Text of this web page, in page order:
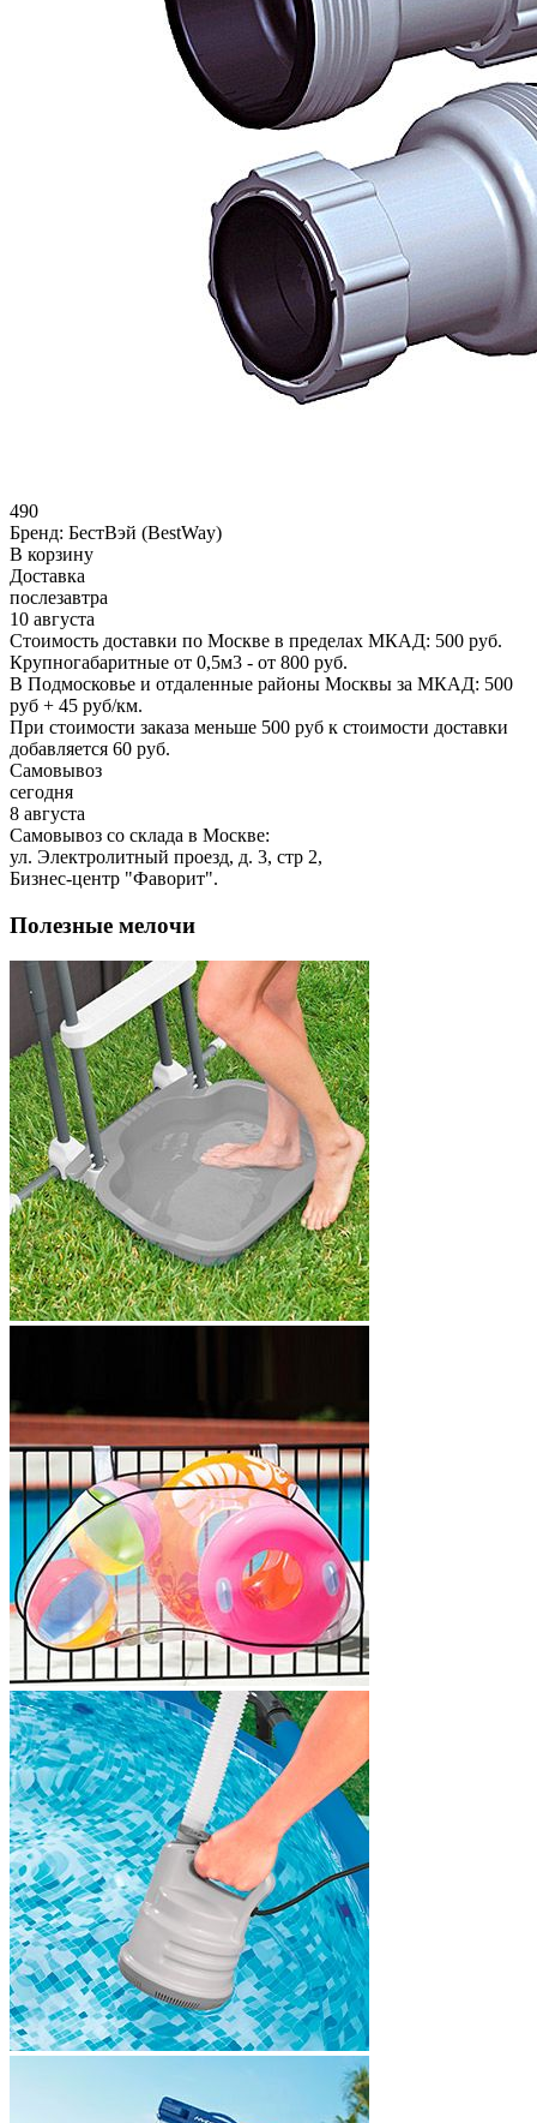
490
Бренд: БестВэй (BestWay)
В корзину
Доставка
послезавтра
10 августа
Стоимость доставки по Москве в пределах МКАД: 500 руб.
Крупногабаритные от 0,5м3 - от 800 руб.
В Подмосковье и отдаленные районы Москвы за МКАД: 500
руб + 45 руб/км.
При стоимости заказа меньше 500 руб к стоимости доставки
добавляется 60 руб.
Самовывоз
сегодня
8 августа
Самовывоз со склада в Москве:
ул. Электролитный проезд, д. 3, стр 2,
Бизнес-центр "Фаворит".
Полезные мелочи